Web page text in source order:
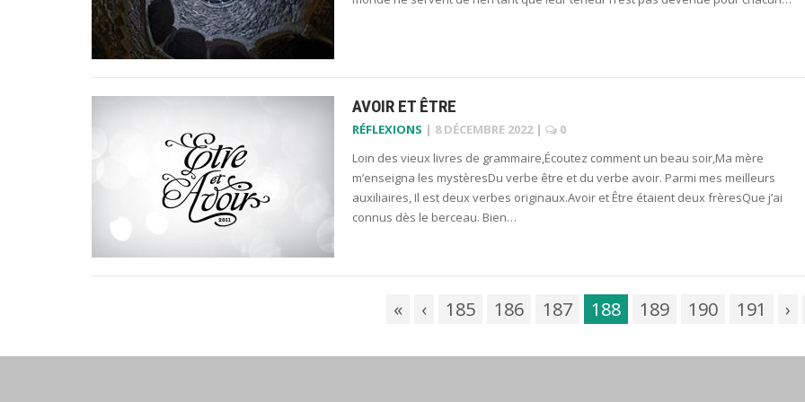
AVOIR ET ÊTRE
RÉFLEXIONS | 8 DÉCEMBRE 2022 |
0
Loin des vieux livres de grammaire,Écoutez comment un beau soir,Ma mère
m’enseigna les mystèresDu verbe être et du verbe avoir. Parmi mes meilleurs
auxiliaires, Il est deux verbes originaux.Avoir et Être étaient deux frèresQue j’ai
connus dès le berceau. Bien…
« ‹ 185 186 187 188 189 190 191 ›